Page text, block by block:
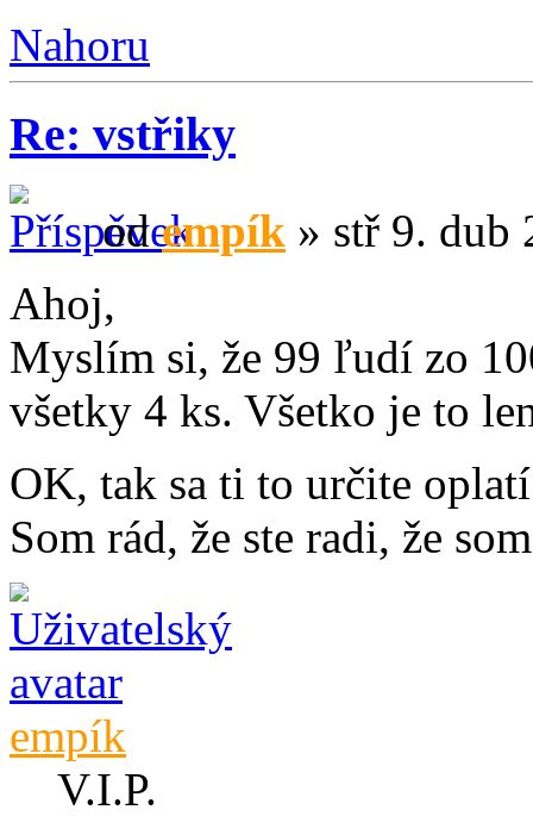
Nahoru
Re: vstřiky
odempík » stř 9. dub
Ahoj,
Myslím si, že 99 ľudí zo
všetky 4 ks. Všetko je to
OK, tak sa ti to určite
Som rád, že ste radi, že
empík
V.I.P.